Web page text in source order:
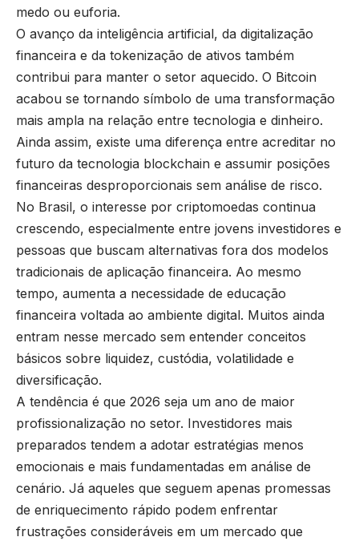
medo ou euforia.
O avanço da inteligência artificial, da digitalização
financeira e da tokenização de ativos também
contribui para manter o setor aquecido. O Bitcoin
acabou se tornando símbolo de uma transformação
mais ampla na relação entre tecnologia e dinheiro.
Ainda assim, existe uma diferença entre acreditar no
futuro da tecnologia blockchain e assumir posições
financeiras desproporcionais sem análise de risco.
No Brasil, o interesse por criptomoedas continua
crescendo, especialmente entre jovens investidores e
pessoas que buscam alternativas fora dos modelos
tradicionais de aplicação financeira. Ao mesmo
tempo, aumenta a necessidade de educação
financeira voltada ao ambiente digital. Muitos ainda
entram nesse mercado sem entender conceitos
básicos sobre liquidez, custódia, volatilidade e
diversificação.
A tendência é que 2026 seja um ano de maior
profissionalização no setor. Investidores mais
preparados tendem a adotar estratégias menos
emocionais e mais fundamentadas em análise de
cenário. Já aqueles que seguem apenas promessas
de enriquecimento rápido podem enfrentar
frustrações consideráveis em um mercado que